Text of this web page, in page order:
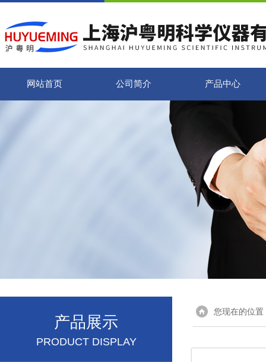
网站首页 公司简介 产品中心
产品展示
PRODUCT DISPLAY
您现在的位置